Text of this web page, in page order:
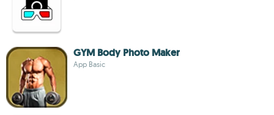
GYM Body Photo Maker
App Basic